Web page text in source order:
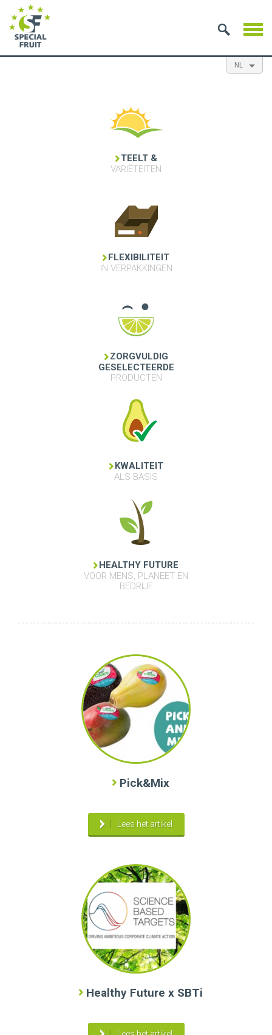
NL
TEELT &
VARIËTEITEN
FLEXIBILITEIT
IN VERPAKKINGEN
ZORGVULDIG
GESELECTEERDE
PRODUCTEN
KWALITEIT
ALS BASIS
HEALTHY FUTURE
VOOR MENS, PLANEET EN
BEDRIJF
Pick&Mix
Lees het artikel
Healthy Future x SBTi